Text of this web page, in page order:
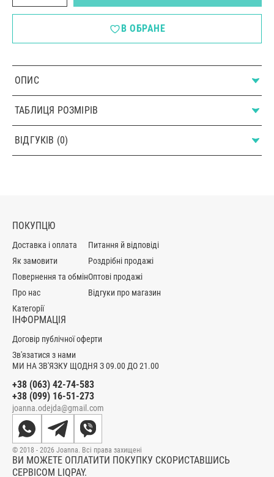
В ОБРАНЕ
ОПИС
ТАБЛИЦЯ РОЗМІРІВ
ВІДГУКІВ (0)
МИ НА ЗВ'ЯЗКУ ЩОДНЯ З 09.00 ДО 21.00
+38 (063) 42-74-583
+38 (099) 16-51-273
joanna.odejda@gmail.com
ПОКУПЦЮ
Доставка і оплата
Як замовити
Повернення та обмін
Про нас
Категорії
Питання й відповіді
Роздрібні продажі
Оптові продажі
Відгуки про магазин
ІНФОРМАЦІЯ
Договір публічної оферти
Зв'язатися з нами
ВИ МОЖЕТЕ ОПЛАТИТИ ПОКУПКУ СКОРИСТАВШИСЬ
СЕРВІСОМ LIQPAY.
© 2018 - 2026 Joanna. Всі права захищені